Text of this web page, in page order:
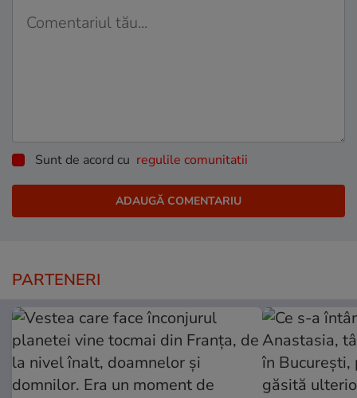
Sunt de acord cu regulile comunitatii
PARTENERI